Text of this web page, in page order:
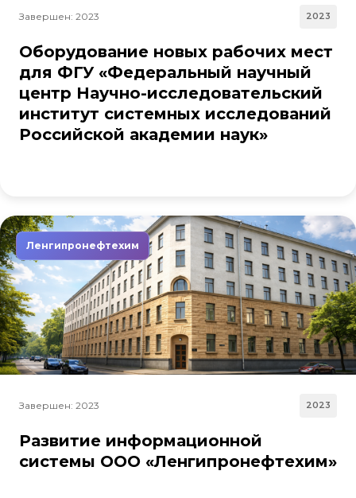
Завершен: 2023 2023
Оборудование новых рабочих мест
для ФГУ «Федеральный научный
центр Научно-исследовательский
институт системных исследований
Российской академии наук»
Ленгипронефтехим
Завершен: 2023 2023
Развитие информационной
системы ООО «Ленгипронефтехим»